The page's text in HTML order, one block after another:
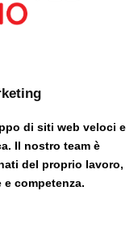
di siti web veloci e
Il nostro team è
del proprio lavoro,
competenza.